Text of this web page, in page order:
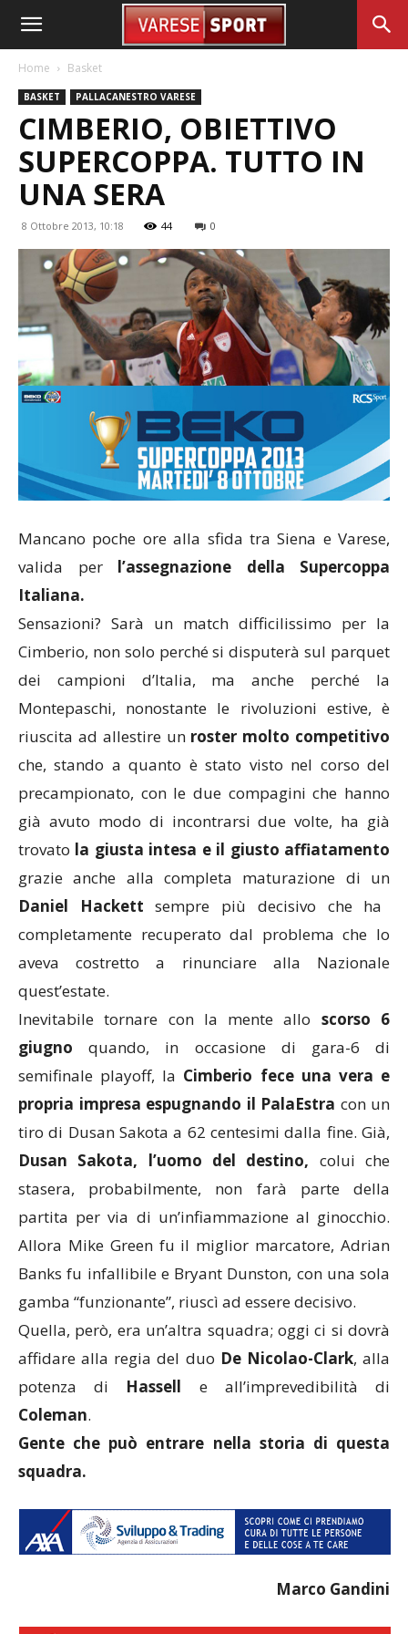
Home Basket
BASKET PALLACANESTRO VARESE
CIMBERIO, OBIETTIVO
SUPERCOPPA. TUTTO IN
UNA SERA
8 Ottobre 2013, 10:18 44 0
Mancano poche ore alla sfida tra Siena e Varese,
valida per l’assegnazione della Supercoppa
Italiana.
Sensazioni? Sarà un match difficilissimo per la
Cimberio, non solo perché si disputerà sul parquet
dei campioni d’Italia, ma anche perché la
Montepaschi, nonostante le rivoluzioni estive, è
riuscita ad allestire unroster molto competitivo
che, stando a quanto è stato visto nel corso del
precampionato, con le due compagini che hanno
già avuto modo di incontrarsi due volte, ha già
trovato la giusta intesa e il giusto affiatamento
grazie anche alla completa maturazione di un
Daniel Hackett sempre più decisivo che ha
completamente recuperato dal problema che lo
aveva costretto a rinunciare alla Nazionale
quest’estate.
Inevitabile tornare con la mente allo scorso 6
giugno quando, in occasione di gara-6 di
semifinale playoff, la Cimberio fece una vera e
propria impresa espugnando il PalaEstra con un
tiro di Dusan Sakota a 62 centesimi dalla fine. Già,
Dusan Sakota, l’uomo del destino, colui che
stasera, probabilmente, non farà parte della
partita per via di un’infiammazione al ginocchio.
Allora Mike Green fu il miglior marcatore, Adrian
Banks fu infallibile e Bryant Dunston, con una sola
gamba “funzionante”, riuscì ad essere decisivo.
Quella, però, era un’altra squadra; oggi ci si dovrà
affidare alla regia del duo De Nicolao-Clark, alla
potenza di Hassell e all’imprevedibilità di
Coleman.
Gente che può entrare nella storia di questa
squadra.
Marco Gandini